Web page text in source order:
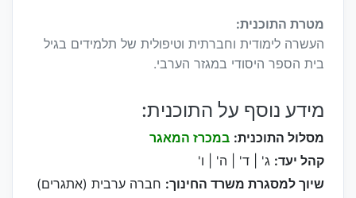
מטרת התוכנית:
העשרה לימודית וחברתית וטיפולית של תלמידים בגיל
בית הספר היסודי במגזר הערבי.
מידע נוסף על התוכנית:
מסלול התוכנית: במכרז המאגר
קהל יעד: ג' | ד' | ה' | ו'
שיוך למסגרת משרד החינוך: חברה ערבית (אתגרים)